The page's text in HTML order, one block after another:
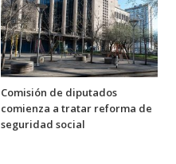
Comisión de diputados
comienza a tratar reforma de
seguridad social